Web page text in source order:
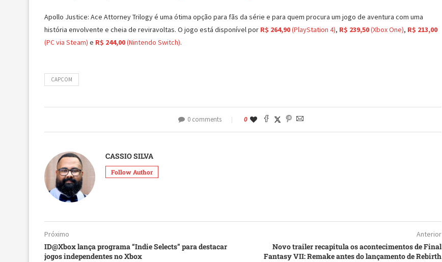
Apollo Justice: Ace Attorney Trilogy é uma ótima opção para fãs da série e para quem procura um jogo de aventura com uma
história envolvente e cheia de reviravoltas. O jogo está disponível por R$ 264,90(PlayStation 4), R$ 239,50(Xbox One), R$ 213,00
(PC via Steam) e R$ 244,00(Nintendo Switch).
CAPCOM
0 comments 0
CASSIO SILVA
Follow Author
Próximo
ID@Xbox lança programa “Indie Selects” para destacar
jogos independentes no Xbox
Anterior
Novo trailer recapitula os acontecimentos de Final
Fantasy VII: Remake antes do lançamento de Rebirth